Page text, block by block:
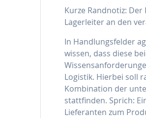
Kurze Randnotiz:
Lagerleiter an den
In Handlungsfelder
wissen, dass diese
Logistik. Hierbei soll
Kombination der
stattfinden. Sprich:
Lieferanten zum